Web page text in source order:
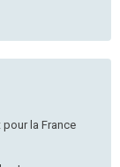
la France